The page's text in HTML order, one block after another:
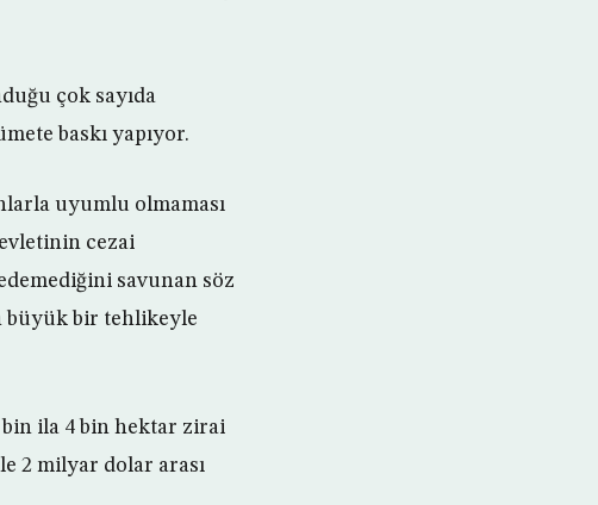
çok sayıda
baskı yapıyor.
uyumlu olmaması
cezai
savunan söz
büyük bir tehlikeyle
bin ila 4 bin hektar zirai
2 milyar dolar arası